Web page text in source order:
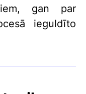
gan par
ieguldīto